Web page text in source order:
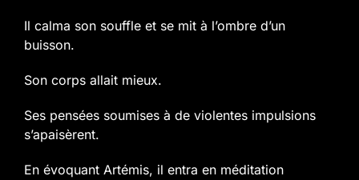
Il calma son souffle et se mit à l’ombre d’un
buisson.
Son corps allait mieux.
Ses pensées soumises à de violentes impulsions
s’apaisèrent.
En évoquant Artémis, il entra en méditation